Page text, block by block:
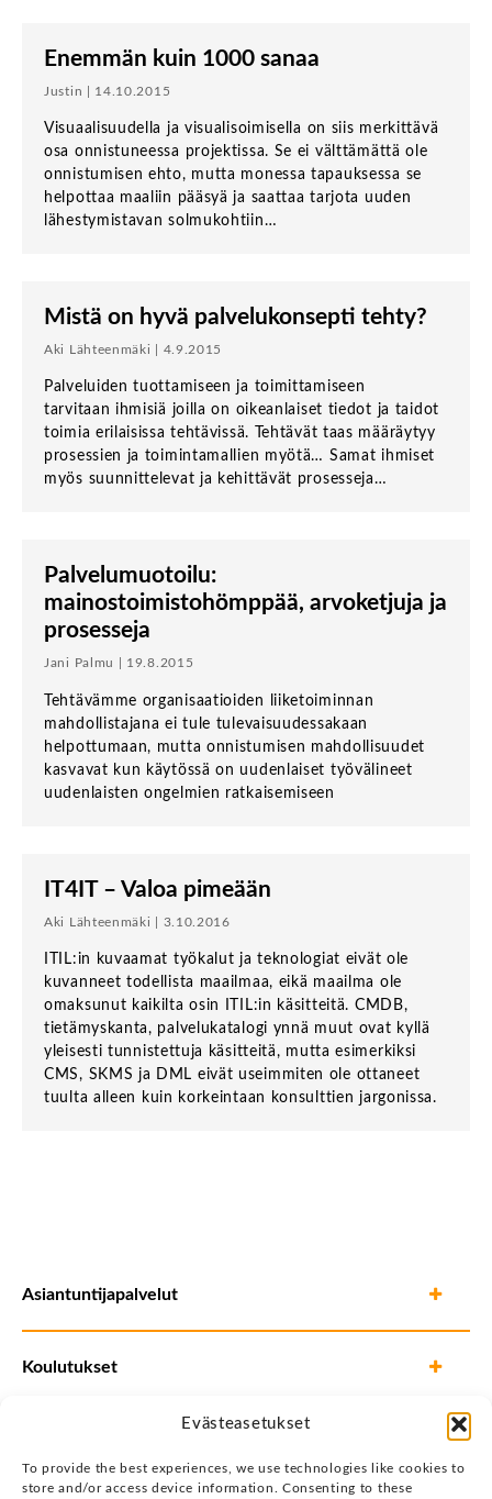
Evästeasetukset
To provide the best experiences, we use technologies like cookies to
store and/or access device information. Consenting to these
Enemmän kuin 1000 sanaa
Justin | 14.10.2015
Visuaalisuudella ja visualisoimisella on siis merkittävä
osa onnistuneessa projektissa. Se ei välttämättä ole
onnistumisen ehto, mutta monessa tapauksessa se
helpottaa maaliin pääsyä ja saattaa tarjota uuden
lähestymistavan solmukohtiin…
Mistä on hyvä palvelukonsepti tehty?
Aki Lähteenmäki | 4.9.2015
Palveluiden tuottamiseen ja toimittamiseen
tarvitaan ihmisiä joilla on oikeanlaiset tiedot ja taidot
toimia erilaisissa tehtävissä. Tehtävät taas määräytyy
prosessien ja toimintamallien myötä… Samat ihmiset
myös suunnittelevat ja kehittävät prosesseja…
Palvelumuotoilu:
mainostoimistohömppää, arvoketjuja ja
prosesseja
Jani Palmu | 19.8.2015
Tehtävämme organisaatioiden liiketoiminnan
mahdollistajana ei tule tulevaisuudessakaan
helpottumaan, mutta onnistumisen mahdollisuudet
kasvavat kun käytössä on uudenlaiset työvälineet
uudenlaisten ongelmien ratkaisemiseen
IT4IT – Valoa pimeään
Aki Lähteenmäki | 3.10.2016
ITIL:in kuvaamat työkalut ja teknologiat eivät ole
kuvanneet todellista maailmaa, eikä maailma ole
omaksunut kaikilta osin ITIL:in käsitteitä. CMDB,
tietämyskanta, palvelukatalogi ynnä muut ovat kyllä
yleisesti tunnistettuja käsitteitä, mutta esimerkiksi
CMS, SKMS ja DML eivät useimmiten ole ottaneet
tuulta alleen kuin korkeintaan konsulttien jargonissa.
Asiantuntijapalvelut
Koulutukset